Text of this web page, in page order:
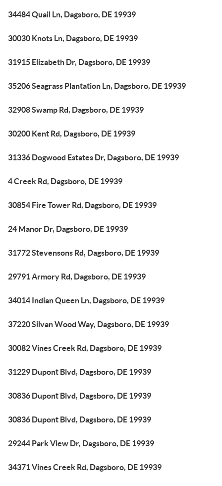
34484 Quail Ln, Dagsboro, DE 19939
30030 Knots Ln, Dagsboro, DE 19939
31915 Elizabeth Dr, Dagsboro, DE 19939
35206 Seagrass Plantation Ln, Dagsboro, DE 19939
32908 Swamp Rd, Dagsboro, DE 19939
30200 Kent Rd, Dagsboro, DE 19939
31336 Dogwood Estates Dr, Dagsboro, DE 19939
4 Creek Rd, Dagsboro, DE 19939
30854 Fire Tower Rd, Dagsboro, DE 19939
24 Manor Dr, Dagsboro, DE 19939
31772 Stevensons Rd, Dagsboro, DE 19939
29791 Armory Rd, Dagsboro, DE 19939
34014 Indian Queen Ln, Dagsboro, DE 19939
37220 Silvan Wood Way, Dagsboro, DE 19939
30082 Vines Creek Rd, Dagsboro, DE 19939
31229 Dupont Blvd, Dagsboro, DE 19939
30836 Dupont Blvd, Dagsboro, DE 19939
30836 Dupont Blvd, Dagsboro, DE 19939
29244 Park View Dr, Dagsboro, DE 19939
34371 Vines Creek Rd, Dagsboro, DE 19939